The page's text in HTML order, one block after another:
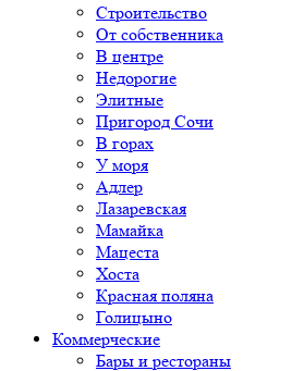
Строительство
От собственника
В центре
Недорогие
Элитные
Пригород Сочи
В горах
У моря
Адлер
Лазаревская
Мамайка
Мацеста
Хоста
Красная поляна
Голицыно
Коммерческие
Бары и рестораны